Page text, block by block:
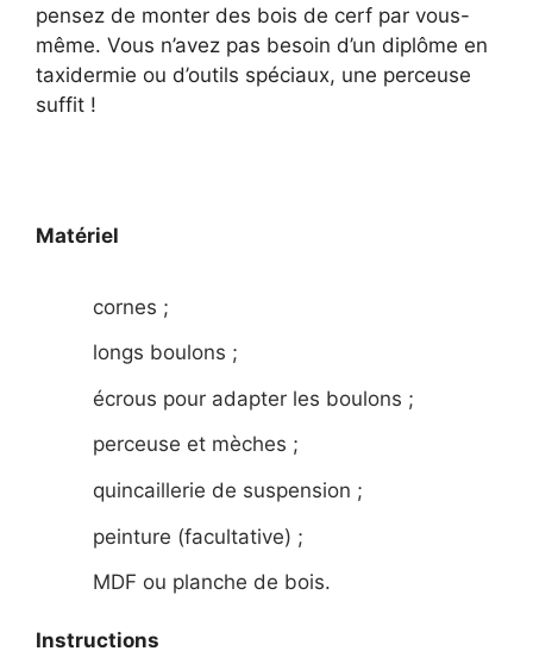
pensez de monter des bois de cerf par vous-
même. Vous n’avez pas besoin d’un diplôme en
taxidermie ou d’outils spéciaux, une perceuse
suffit !
Matériel
cornes ;
longs boulons ;
écrous pour adapter les boulons ;
perceuse et mèches ;
quincaillerie de suspension ;
peinture (facultative) ;
MDF ou planche de bois.
Instructions